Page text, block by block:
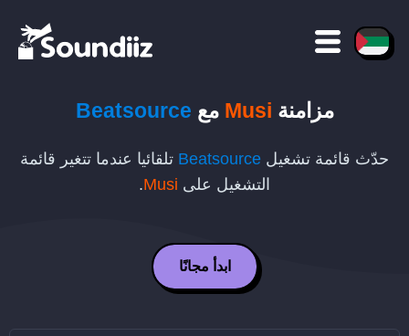
مزامنة Musi مع Beatsource
حدّث قائمة تشغيل Beatsource تلقائيا عندما تتغير قائمة
التشغيل على Musi
.
ابدأ مجانًا